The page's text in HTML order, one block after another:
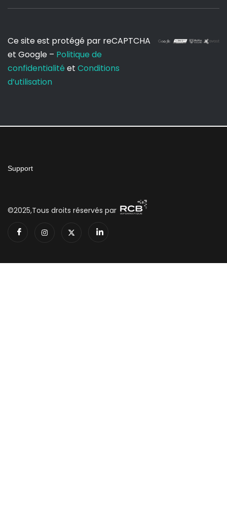
Ce site est protégé par reCAPTCHA
et Google – Politique de
confidentialité et Conditions
d’utilisation
Support
©2025,Tous droits réservés par